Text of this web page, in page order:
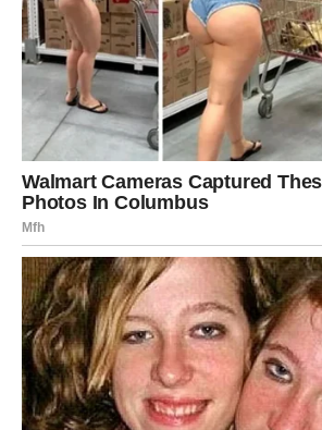
JARAC
Jarčevi su znak kojem ostatak
prosidbu, vjenčanje ili veoma ozbiljan
Osoba kraj vas sada više nema
upravo sa vama.
Ljubavna priča života ulazi
poglavlje
Pred vama su trenuci koje ćete
VODOLIJA